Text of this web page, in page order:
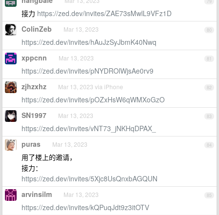
接力 https://zed.dev/invites/ZAE73sMwlL9VFz1D
80
ColinZeb Mar 13, 2023
https://zed.dev/invites/hAuJzSyJbmK40Nwq
81
xppcnn Mar 13, 2023
https://zed.dev/invites/pNYDROlWjsAe0rv9
82
zjhzxhz Mar 13, 2023 via iPhone
https://zed.dev/invites/pOZxHsW6qWMXoGzO
83
SN1997 Mar 13, 2023
https://zed.dev/invites/vNT73_jNKHqDPAX_
84
puras Mar 13, 2023
用了楼上的邀请，
接力：
https://zed.dev/invites/5Xjc8UsQnxbAGQUN
85
arvinsilm Mar 13, 2023
https://zed.dev/invites/kQPuqJdt9z3itOTV